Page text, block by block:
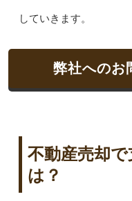
していきます。
弊社へのお
不動産売却
は？